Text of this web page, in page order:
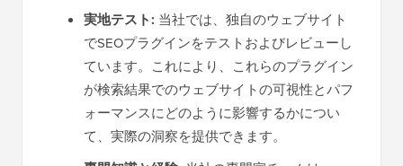
実地テスト: 当社では、独自のウェブサイト
でSEOプラグインをテストおよびレビューし
ています。これにより、これらのプラグイン
が検索結果でのウェブサイトの可視性とパフ
ォーマンスにどのように影響するかについ
て、実際の洞察を提供できます。